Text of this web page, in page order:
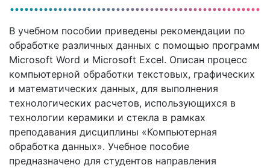
В учебном пособии приведены рекомендации по
обработке различных данных с помощью программ
Microsoft Word и Microsoft Excel. Описан процесс
компьютерной обработки текстовых, графических
и математических данных, для выполнения
технологических расчетов, использующихся в
технологии керамики и стекла в рамках
преподавания дисциплины «Компьютерная
обработка данных». Учебное пособие
предназначено для студентов направления